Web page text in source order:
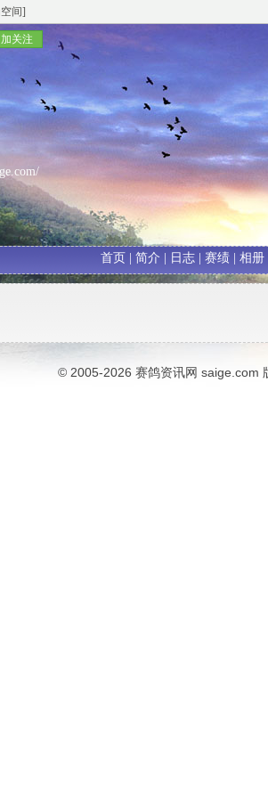
间]
加关注
首页 简介 日志| 赛绩| 相册|
© 2005-2026 赛鸽资讯网 saige.com